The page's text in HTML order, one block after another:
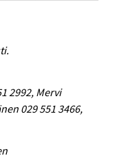
2992, Mervi
029 551 3466,